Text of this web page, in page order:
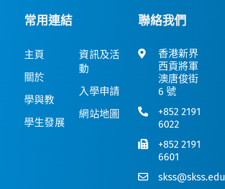
常用連結
主頁
關於
學與教
學生發展
資訊及活
動
入學申請
網站地圖
聯絡我們
香港新界
西貢將軍
澳唐俊街
6 號
+852 2191
6022
+852 2191
6601